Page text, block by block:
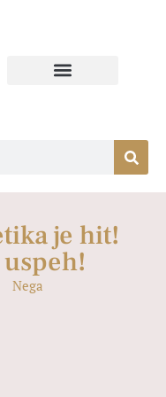
je hit!
Nega